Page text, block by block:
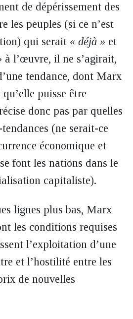
de dépérissement des
les peuples (si ce n’est
qui serait « déjà » et
à l’œuvre, il ne s’agirait,
tendance, dont Marx
puisse être
donc pas par quelles
(ne serait-ce
économique et
font les nations dans le
capitaliste).
lignes plus bas, Marx
les conditions requises
l’exploitation d’une
et l’hostilité entre les
de nouvelles